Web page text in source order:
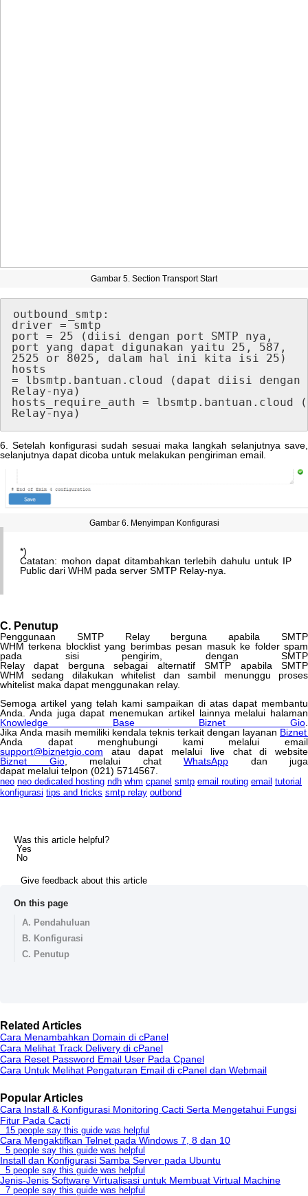
Gambar 5. Section Transport Start
outbound_smtp :
driver =
smtp
port
= 25 ( diisi dengan port SMTP nya ,
port
yang dapat digunakan yaitu 25 , 587 ,
2525
or 8025 , dalam hal ini kita isi 25 )
hosts
=
lbsmtp . bantuan . cloud ( dapat diisi dengan
Relay- nya )
hosts_require_auth = lbsmtp . bantuan . cloud (
Relay- nya )
6 Setelah konfigurasi sudah sesuai maka langkah selanjutnya save
selanjutnya dapat dicoba untuk melakukan pengiriman email
Gambar 6 Menyimpan Konfigurasi
*)
Catatan: mohon dapat ditambahkan terlebih dahulu untuk IP
Public dari WHM pada server SMTP Relay-nya
C. Penutup
Penggunaan SMTP Relay berguna apabila
SMTP
WHM terkena blocklist yang berimbas pesan masuk ke folder spam
pada
sisi pengirim dengan
SMTP
Relay
dapat berguna sebagai alternatif SMTP apabila
SMTP
WHM
sedang dilakukan whitelist dan sambil menunggu
proses
whitelist maka dapat menggunakan relay.
Semoga artikel yang telah kami sampaikan di atas dapat membantu
Anda
Anda juga dapat menemukan artikel lainnya melalui halaman
Knowledge
Base Biznet Gio
Jika Anda masih memiliki kendala teknis terkait dengan layanan Biznet
Anda
dapat menghubungi kami melalui
email
support@biznetgio com atau dapat melalui live chat di
website
Biznet
Gio, melalui chat WhatsApp dan
juga
dapat melalui telpon (021) 5714567
neo neo dedicated hosting ndh whm cpanel smtp email routing email tutorial
konfigurasi tips and tricks smtp relay outbond
Was this article helpful?
Yes
No
Give feedback about this article
On this page
A. Pendahuluan
B. Konfigurasi
C. Penutup
Related Articles
Cara Menambahkan Domain di cPanel
Cara Melihat Track Delivery di cPanel
Cara Reset Password Email User Pada Cpanel
Cara Untuk Melihat Pengaturan Email di cPanel dan Webmail
Popular Articles
Cara Install & Konfigurasi Monitoring Cacti Serta Mengetahui Fungsi
Fitur Pada Cacti
15 people say this guide was helpful
Cara Mengaktifkan Telnet pada Windows 7, 8 dan 10
5 people say this guide was helpful
Install dan Konfigurasi Samba Server pada Ubuntu
5 people say this guide was helpful
Jenis-Jenis Software Virtualisasi untuk Membuat Virtual Machine
7 people say this guide was helpful